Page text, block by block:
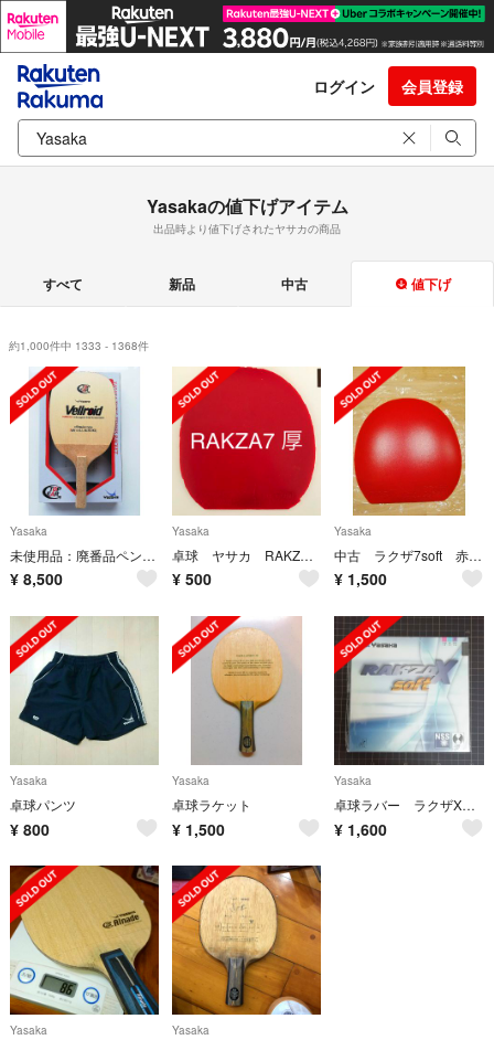
ログイン 会員登録
Yasakaの値下げアイテム
出品時より値下げされたヤサカの商品
すべて 新品 中古 値下げ
約1,000件中 1333 - 1368件
Yasaka
未使用品：廃番品ペンラケット『ヴェルロイド』
¥ 8,500
Yasaka
卓球 ヤサカ RAKZA7 厚
¥ 500
Yasaka
中古 ラクザ7soft 赤 トクアツ
¥ 1,500
Yasaka
卓球パンツ
¥ 800
Yasaka
卓球ラケット
¥ 1,500
Yasaka
卓球ラバー ラクザXソフト
¥ 1,600
Yasaka Yasaka